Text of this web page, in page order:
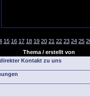
15 16 17 18 19 20 21 22 23 24 25
Thema / erstellt von
Kontakt zu uns